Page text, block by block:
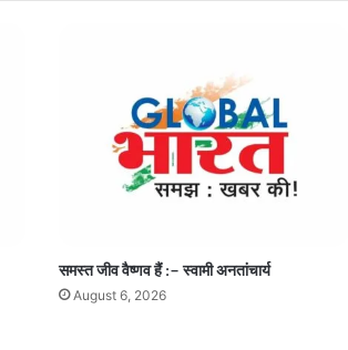
समस्त जीव वैष्णव हैं :– स्वामी अनतांचार्य
August 6, 2026